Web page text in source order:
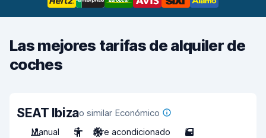
Las mejores tarifas de alquiler de
coches
SEAT Ibizao similar Económico
Manual
5 Aire acondicionado 5